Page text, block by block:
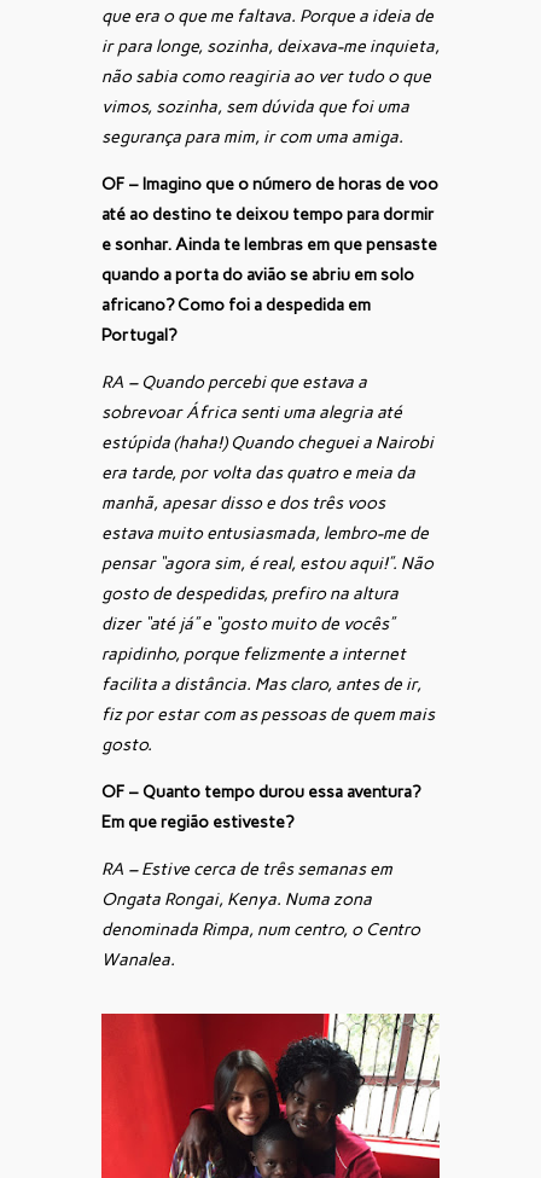
que era o que me faltava. Porque a ideia de
ir para longe, sozinha, deixava-me inquieta,
não sabia como reagiria ao ver tudo o que
vimos, sozinha, sem dúvida que foi uma
segurança para mim, ir com uma amiga.
OF – Imagino que o número de horas de voo
até ao destino te deixou tempo para dormir
e sonhar. Ainda te lembras em que pensaste
quando a porta do avião se abriu em solo
africano? Como foi a despedida em
Portugal?
RA – Quando percebi que estava a
sobrevoar África senti uma alegria até
estúpida (haha!) Quando cheguei a Nairobi
era tarde, por volta das quatro e meia da
manhã, apesar disso e dos três voos
estava muito entusiasmada, lembro-me de
pensar “agora sim, é real, estou aqui!”. Não
gosto de despedidas, prefiro na altura
dizer “até já” e “gosto muito de vocês”
rapidinho, porque felizmente a internet
facilita a distância. Mas claro, antes de ir,
fiz por estar com as pessoas de quem mais
gosto.
OF – Quanto tempo durou essa aventura?
Em que região estiveste?
RA – Estive cerca de três semanas em
Ongata Rongai, Kenya. Numa zona
denominada Rimpa, num centro, o Centro
Wanalea.